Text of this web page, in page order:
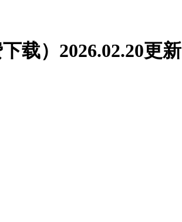
载）2026.02.20更新